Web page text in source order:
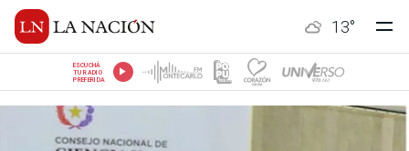
13°
ESCUCHÁ
TU RADIO
PREFERIDA